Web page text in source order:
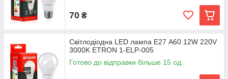
70 ₴
Світлодіодна LED лампа E27 А60 12W 220V
3000K ETRON 1-ELP-005
Готово до відправки більше 15 од.